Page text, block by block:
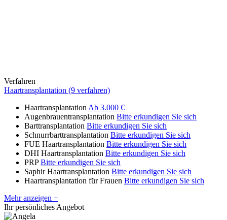
Verfahren
Haartransplantation (9 verfahren)
Haartransplantation Ab 3.000 €
Augenbrauentransplantation Bitte erkundigen Sie sich
Barttransplantation Bitte erkundigen Sie sich
Schnurrbarttransplantation Bitte erkundigen Sie sich
FUE Haartransplantation Bitte erkundigen Sie sich
DHI Haartransplantation Bitte erkundigen Sie sich
PRP Bitte erkundigen Sie sich
Saphir Haartransplantation Bitte erkundigen Sie sich
Haartransplantation für Frauen Bitte erkundigen Sie sich
Mehr anzeigen +
Ihr persönliches Angebot